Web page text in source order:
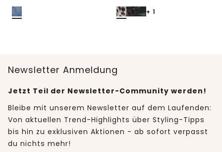
+ 1
Newsletter Anmeldung
Jetzt Teil der Newsletter-Community werden!
Bleibe mit unserem Newsletter auf dem Laufenden:
Von aktuellen Trend-Highlights über Styling-Tipps
bis hin zu exklusiven Aktionen - ab sofort verpasst
du nichts mehr!